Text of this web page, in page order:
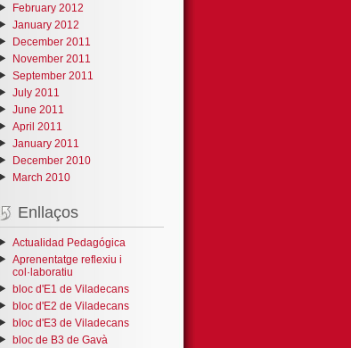
February 2012
January 2012
December 2011
November 2011
September 2011
July 2011
June 2011
April 2011
January 2011
December 2010
March 2010
Enllaços
Actualidad Pedagógica
Aprenentatge reflexiu i
col·laboratiu
bloc d'E1 de Viladecans
bloc d'E2 de Viladecans
bloc d'E3 de Viladecans
bloc de B3 de Gavà